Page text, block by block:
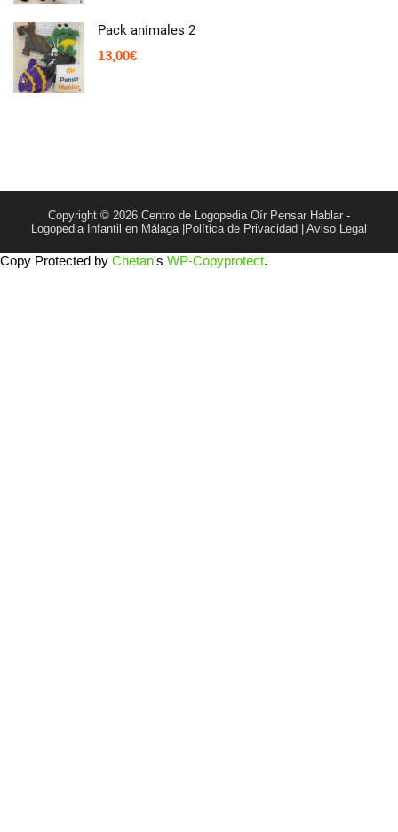
Pack animales 2
13,00€
Copyright © 2026 Centro de Logopedia Oír Pensar Hablar -
Logopedia Infantil en Málaga | Política de Privacidad Aviso Legal
Copy Protected by Chetan's WP-Copyprotect.